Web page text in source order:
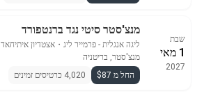
שבת
1 מאי
2027
מנצ'סטר סיטי נגד ברנטפורד
ליגה אנגלית - פרמייר ליג ・ אצטדיון איתיחאד
מנצ'סטר, בריטניה
החל מ $87
4,020 כרטיסים זמינים